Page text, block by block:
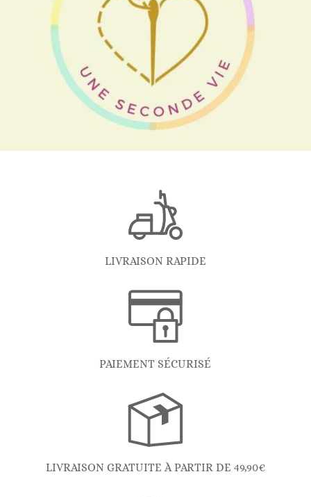
LIVRAISON RAPIDE
PAIEMENT SÉCURISÉ
LIVRAISON GRATUITE À PARTIR DE 49,90€